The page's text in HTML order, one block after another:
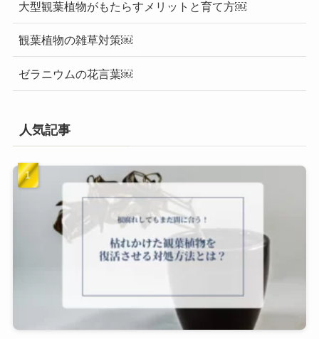
大型観葉植物がもたらすメリットと育て方￼
観葉植物の雑草対策￼
ゼラニウムの花言葉￼
人気記事